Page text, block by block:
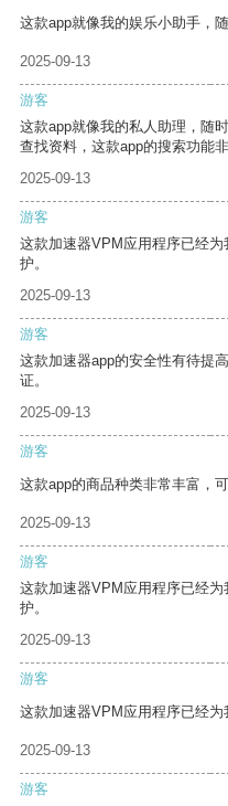
这款app就像我的娱乐小助手，
2025-09-13
游客
这款app就像我的私人助理，随
查找资料，这款app的搜索功能
2025-09-13
游客
这款加速器VPM应用程序已经
护。
2025-09-13
游客
这款加速器app的安全性有待提
证。
2025-09-13
游客
这款app的商品种类非常丰富，
2025-09-13
游客
这款加速器VPM应用程序已经
护。
2025-09-13
游客
这款加速器VPM应用程序已经为
2025-09-13
游客